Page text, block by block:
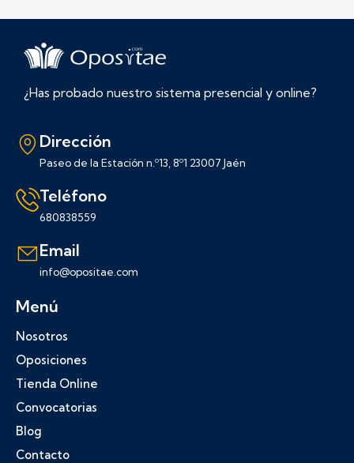
¿Has probado nuestro sistema presencial y online?
Dirección
Paseo de la Estación n.º13, 8º1 23007 Jaén
Teléfono
680838559
Email
info@opositae.com
Menú
Nosotros
Oposiciones
Tienda Online
Convocatorias
Blog
Contacto